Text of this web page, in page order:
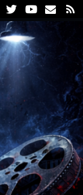
FacebookTwitterYoutube
Email